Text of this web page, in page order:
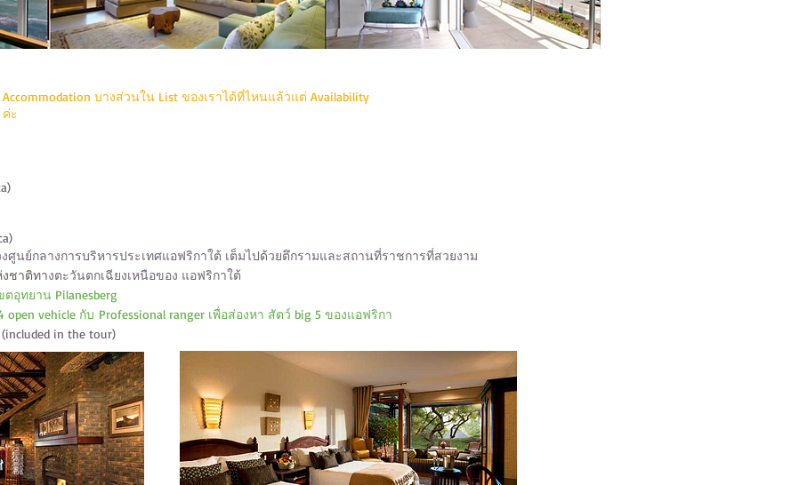
Accommodation บางส่วนใน List ของเราได้ที่ไหนแล้วแต่ Availability
ค่ะ
งศูนย์กลางการบริหารประเทศแอฟริกาใต้ เต็มไปด้วยตึกรามและสถานที่ราชการที่สวยงาม
งชาติทางตะวันตกเฉียงเหนือของ แอฟริกาใต้
ตอุทยาน Pilanesberg
open vehicle กับ Professional ranger เพื่อส่องหา สัตว์ big 5 ของแอฟริกา
(included in the tour)